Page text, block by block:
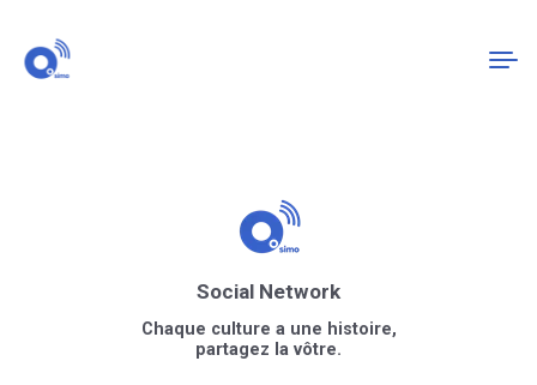
Social Network
Chaque culture a une histoire,
partagez la vôtre.